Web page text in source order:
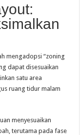
mengadopsi “zoning
dapat disesuaikan
satu area
ruang tidur malam
menyesuaikan
terutama pada fase